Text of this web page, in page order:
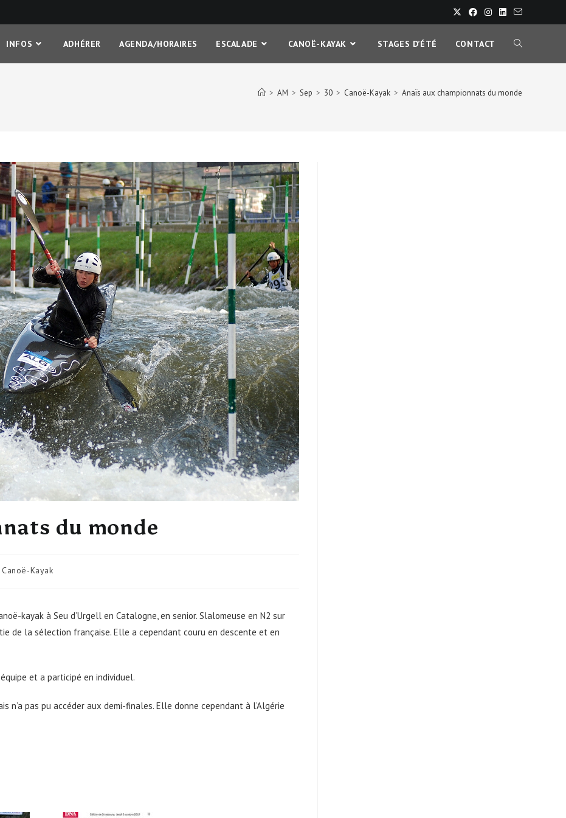
INFOS ADHÉRER AGENDA/HORAIRES ESCALADE CANOË-KAYAK STAGES D’ÉTÉ CONTACT
> AM > Sep > 30 > Canoë-Kayak > Anaïs aux championnats du monde
du monde
Canoë-Kayak
kayak à Seu d’Urgell en Catalogne, en senior. Slalomeuse en N2 sur
de la sélection française. Elle a cependant couru en descente et en
et a participé en individuel.
n’a pas pu accéder aux demi-finales. Elle donne cependant à l’Algérie